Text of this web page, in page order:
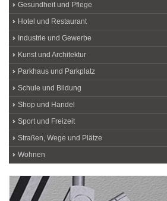
Gesundheit und Pflege
Hotel und Restaurant
Industrie und Gewerbe
Kunst und Architektur
Parkhaus und Parkplatz
Schule und Bildung
Shop und Handel
Sport und Freizeit
Straßen, Wege und Plätze
Wohnen